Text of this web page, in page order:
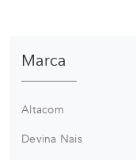
Marca
Altacom
Devina Nais